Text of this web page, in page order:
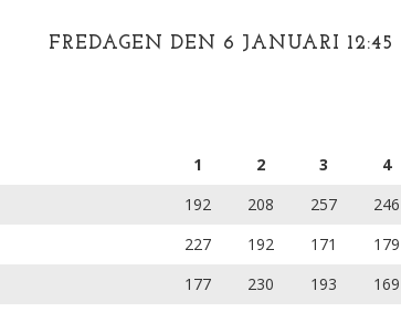
FREDAGEN DEN 6 JANUARI 12:45
1 2 3 4
192 208 257 246
227 192 171 179
177 230 193 169